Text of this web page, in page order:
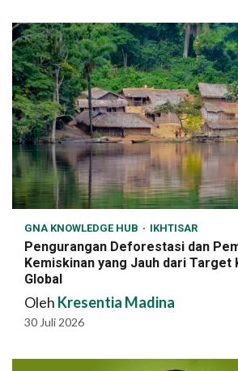
GNA KNOWLEDGE HUB IKHTISAR
Pengurangan Deforestasi dan
Kemiskinan yang Jauh dari Target
Global
Oleh Kresentia Madina
30 Juli 2026